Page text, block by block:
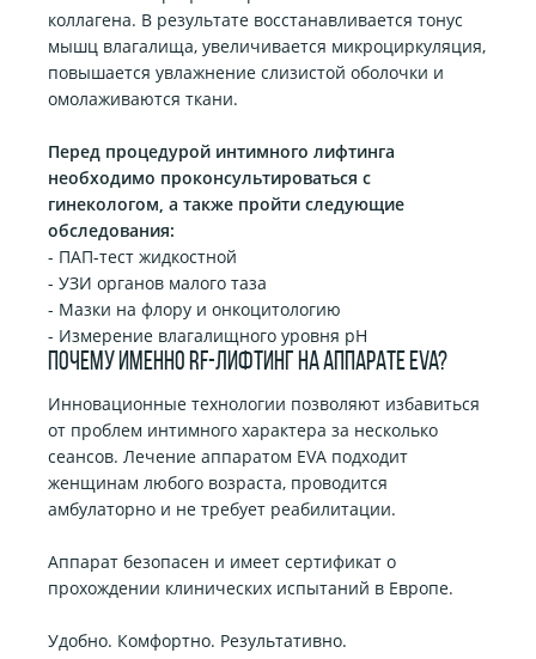
коллагена. В результате восстанавливается тонус
мышц влагалища, увеличивается микроциркуляция,
повышается увлажнение слизистой оболочки и
омолаживаются ткани.
Перед процедурой интимного лифтинга
необходимо проконсультироваться с
гинекологом, а также пройти следующие
обследования:
- ПАП-тест жидкостной
- УЗИ органов малого таза
- Мазки на флору и онкоцитологию
- Измерение влагалищного уровня pH
Почему именно RF-лифтинг на аппарате EVA?
Инновационные технологии позволяют избавиться
от проблем интимного характера за несколько
сеансов. Лечение аппаратом EVA подходит
женщинам любого возраста, проводится
амбулаторно и не требует реабилитации.
Аппарат безопасен и имеет сертификат о
прохождении клинических испытаний в Европе.
Удобно. Комфортно. Результативно.